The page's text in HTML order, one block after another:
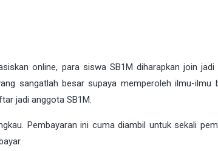
online, para siswa SB1M diharapkan join jadi
sangatlah besar supaya memperoleh ilmu-ilmu
jadi anggota SB1M.
Pembayaran ini cuma diambil untuk sekali